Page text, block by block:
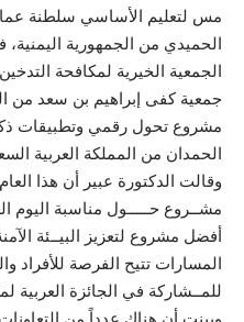
مس لتعليم الأساسي سلطنة
الحميدي من الجمهورية
الجمعية الخيرية لمكافحة
جمعية كفى إبراهيم بن سعد من
مشروع تحول رقمي وتطبيقات
الحمدان من المملكة العربية
وقالت الدكتورة عبير أن هذا
مشــروع حـــــول مناسبة اليوم
أفضل مشروع لتعزيز البيــئة
المسارات تتيح الفرصة للأفراد
للمــشاركة في الجائزة العربية